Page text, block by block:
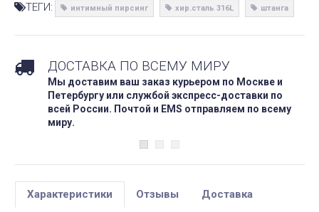
ТЕГИ: интимный пирсинг хир.сталь 316L штанга
ДОСТАВКА ПО ВСЕМУ МИРУ
Мы доставим ваш заказ курьером по Москве и
Петербургу или службой экспресс-доставки по
всей России. Почтой и EMS отправляем по всему
миру.
Характеристики Отзывы Доставка